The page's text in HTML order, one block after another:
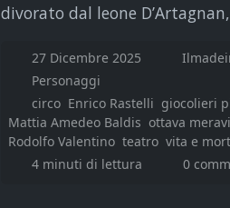
divorato dal leone
27 Dicembre 2025
Personaggi
circo Enrico Rastelli giocolieri
Mattia Amedeo Baldis ottava
Rodolfo Valentino teatro vita e
4 minuti di lettura
0